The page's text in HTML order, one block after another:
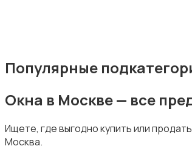
Популярные
Окна в Москве — все
Ищете, где выгодно купить или
Москва.